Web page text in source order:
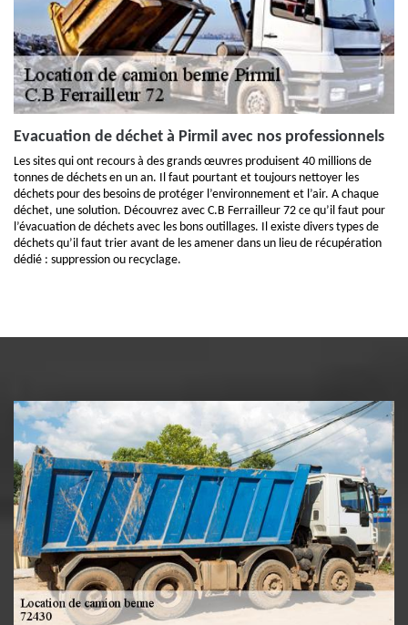
Evacuation de déchet à Pirmil avec nos professionnels
Les sites qui ont recours à des grands œuvres produisent 40 millions de
tonnes de déchets en un an. Il faut pourtant et toujours nettoyer les
déchets pour des besoins de protéger l’environnement et l’air. A chaque
déchet, une solution. Découvrez avec C.B Ferrailleur 72 ce qu’il faut pour
l’évacuation de déchets avec les bons outillages. Il existe divers types de
déchets qu’il faut trier avant de les amener dans un lieu de récupération
dédié : suppression ou recyclage.